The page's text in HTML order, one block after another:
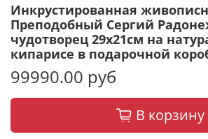
Инкрустированная
Преподобный Сергий
чудотворец 29х21см на
кипарисе в подарочной
99990.00 руб
В корзину